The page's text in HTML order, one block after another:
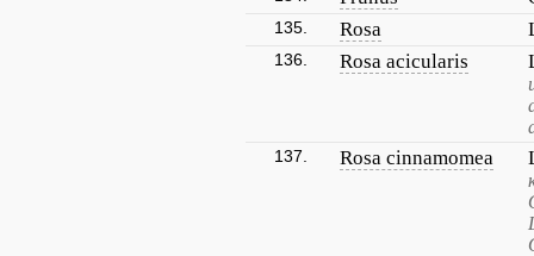
135. Rosa
136. Rosa acicularis
137. Rosa cinnamomea